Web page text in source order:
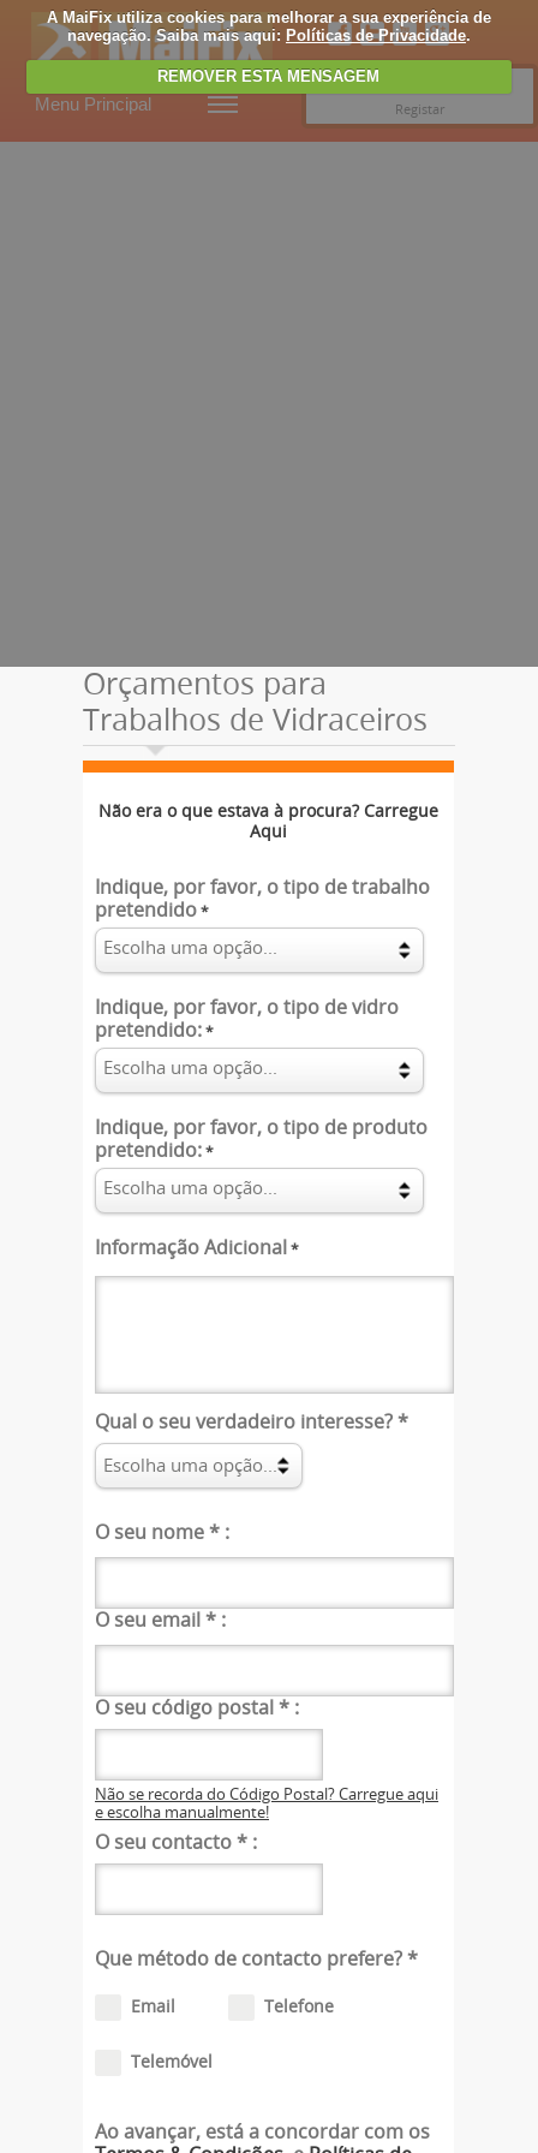
A MaiFix utiliza cookies para melhorar a sua experiência de
navegação. Saiba mais aqui: Políticas de Privacidade.
REMOVER ESTA MENSAGEM
Menu Principal
Registar
Orçamentos para
Trabalhos de Vidraceiros
Não era o que estava à procura? Carregue
Aqui
Indique, por favor, o tipo de trabalho
pretendido *
Indique, por favor, o tipo de vidro
pretendido: *
Indique, por favor, o tipo de produto
pretendido: *
Informação Adicional *
Qual o seu verdadeiro interesse? *
O seu nome * :
O seu email * :
O seu código postal * :
Não se recorda do Código Postal? Carregue aqui
e escolha manualmente!
O seu contacto * :
Que método de contacto prefere? *
Email Telefone
Telemóvel
Ao avançar, está a concordar com os